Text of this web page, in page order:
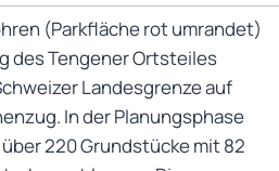
(Parkfläche rot umrandet)
des Tengener Ortsteiles
Landesgrenze auf
In der Planungsphase
220 Grundstücke mit 82